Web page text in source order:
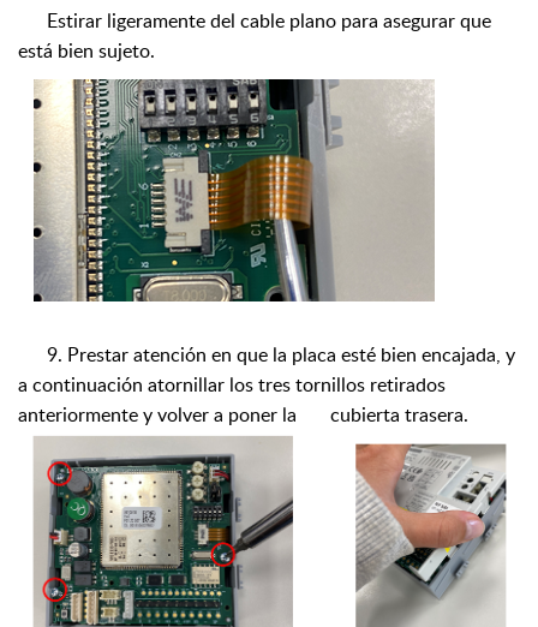
Estirar ligeramente del cable plano para asegurar que
está bien sujeto.
9. Prestar atención en que la placa esté bien encajada, y
a continuación atornillar los tres tornillos retirados
anteriormente y volver a poner la
cubierta trasera.